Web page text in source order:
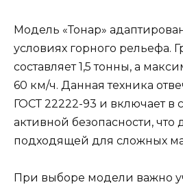
Модель «Тонар»
условиях горного рельефа.
составляет 1,5 тонны, а
60 км/ч. Данная техника
ГОСТ 22222-93 и включает в
активной безопасности, что
подходящей для сложных
При выборе модели важно